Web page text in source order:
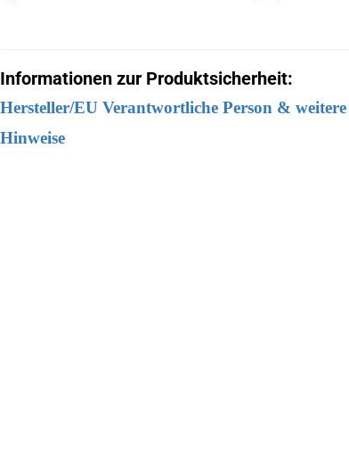
Informationen zur Produktsicherheit:
Hersteller/EU Verantwortliche Person & weitere
Hinweise